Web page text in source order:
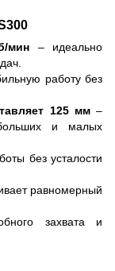
мин – идеально
работу без
125 мм–
и малых
без усталости
равномерный
захвата и